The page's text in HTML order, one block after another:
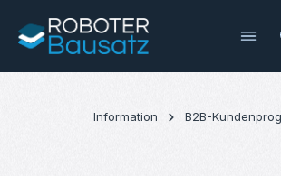
Zum Hauptinhalt springen
Information B2B-